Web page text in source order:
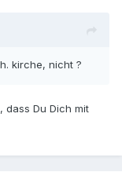
kirche, nicht ?
dass Du Dich mit